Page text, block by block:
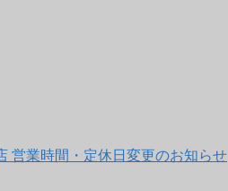
営業時間・定休日変更のお知らせ